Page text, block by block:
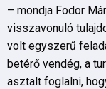
– mondja Fodor
visszavonuló
volt egyszerű
betérő vendég, a
asztalt foglalni,